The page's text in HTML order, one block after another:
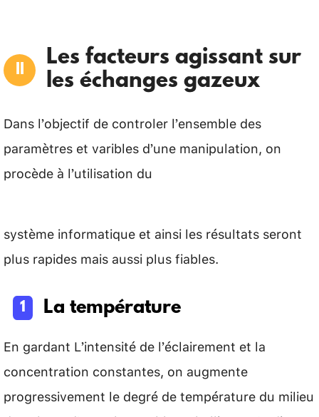
Les facteurs agissant sur
les échanges gazeux
Dans l’objectif de controler l’ensemble des
paramètres et varibles d’une manipulation, on
procède à l’utilisation du
système informatique et ainsi les résultats seront
plus rapides mais aussi plus fiables.
La température
En gardant L’intensité de l’éclairement et la
concentration constantes, on augmente
progressivement le degré de température du milieu